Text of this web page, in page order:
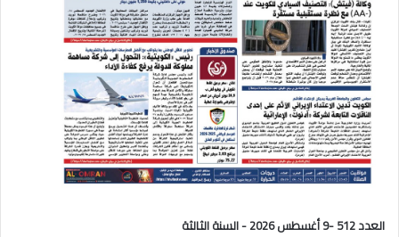
العدد 512 -9 أغسطس 2026 - السنة الثالثة